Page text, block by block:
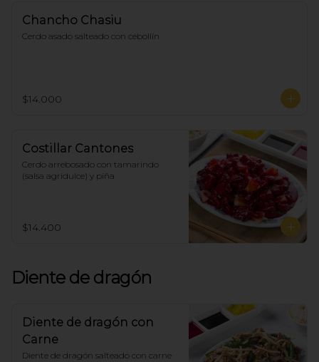
Chancho Chasiu
Cerdo asado salteado con cebollín
$14.000
Costillar Cantones
Cerdo arrebosado con tamarindo
(salsa agridulce) y piña
$14.400
Diente de dragón
Diente de dragón con
Carne
Diente de dragón salteado con carne